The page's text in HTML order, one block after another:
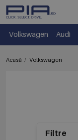
Volkswagen Audi
Acasă Volkswagen
Filtre